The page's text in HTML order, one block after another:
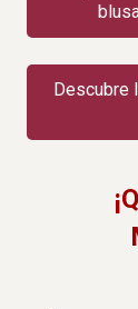
Descubre